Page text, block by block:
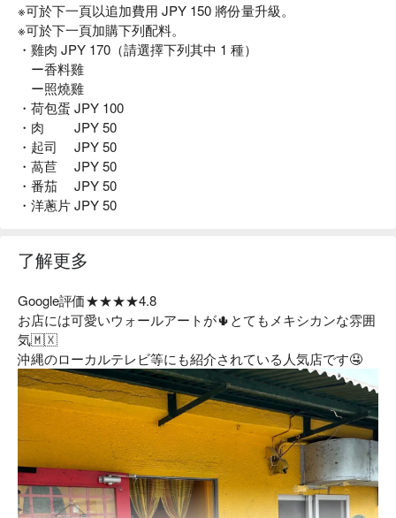
※可於下一頁以追加費用 JPY 150 將份量升級。
※可於下一頁加購下列配料。
・雞肉 JPY 170（請選擇下列其中 1 種）
ー香料雞
ー照燒雞
・荷包蛋 JPY 100
・肉 JPY 50
・起司 JPY 50
・萵苣 JPY 50
・番茄 JPY 50
・洋蔥片 JPY 50
了解更多
Google評価★★★★4.8
お店には可愛いウォールアートが🌵とてもメキシカンな雰囲
気🇲🇽
沖縄のローカルテレビ等にも紹介されている人気店です🤤